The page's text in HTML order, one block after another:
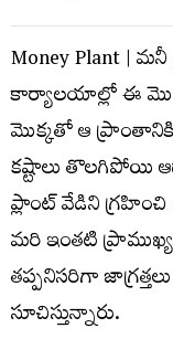
Money Plant |
కార్యాల‌యాల్లో ఈ
మొక్క‌తో ఆ ప్రాంతానికి
క‌ష్టాలు తొల‌గిపోయి
ప్లాంట్ వేడిని గ్ర‌హించి
మ‌రి ఇంత‌టి
త‌ప్ప‌నిస‌రిగా
సూచిస్తున్నారు.